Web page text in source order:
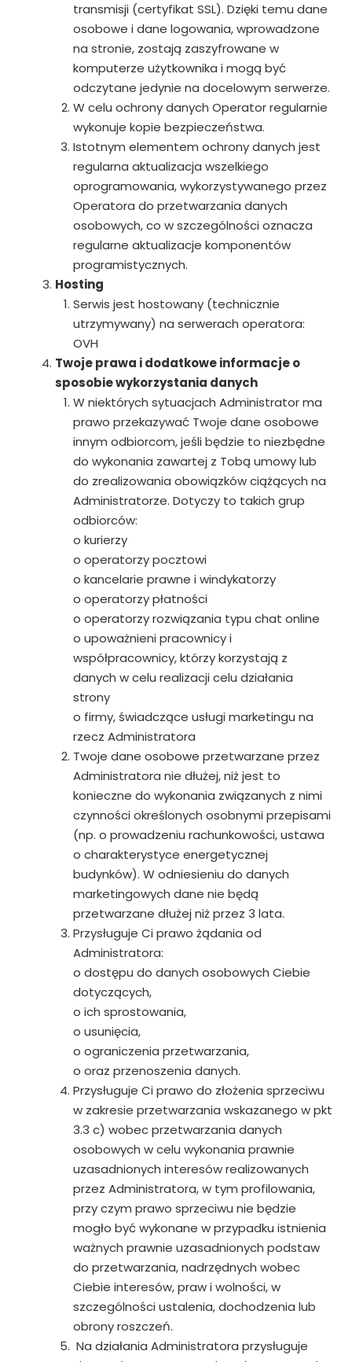
transmisji (certyfikat SSL). Dzięki temu dane
osobowe i dane logowania, wprowadzone
na stronie, zostają zaszyfrowane w
komputerze użytkownika i mogą być
odczytane jedynie na docelowym serwerze.
W celu ochrony danych Operator regularnie
wykonuje kopie bezpieczeństwa.
Istotnym elementem ochrony danych jest
regularna aktualizacja wszelkiego
oprogramowania, wykorzystywanego przez
Operatora do przetwarzania danych
osobowych, co w szczególności oznacza
regularne aktualizacje komponentów
programistycznych.
Hosting
Serwis jest hostowany (technicznie
utrzymywany) na serwerach operatora:
OVH
Twoje prawa i dodatkowe informacje o
sposobie wykorzystania danych
W niektórych sytuacjach Administrator ma
prawo przekazywać Twoje dane osobowe
innym odbiorcom, jeśli będzie to niezbędne
do wykonania zawartej z Tobą umowy lub
do zrealizowania obowiązków ciążących na
Administratorze. Dotyczy to takich grup
odbiorców:
o kurierzy
o operatorzy pocztowi
o kancelarie prawne i windykatorzy
o operatorzy płatności
o operatorzy rozwiązania typu chat online
o upoważnieni pracownicy i
współpracownicy, którzy korzystają z
danych w celu realizacji celu działania
strony
o firmy, świadczące usługi marketingu na
rzecz Administratora
Twoje dane osobowe przetwarzane przez
Administratora nie dłużej, niż jest to
konieczne do wykonania związanych z nimi
czynności określonych osobnymi przepisami
(np. o prowadzeniu rachunkowości, ustawa
o charakterystyce energetycznej
budynków). W odniesieniu do danych
marketingowych dane nie będą
przetwarzane dłużej niż przez 3 lata.
Przysługuje Ci prawo żądania od
Administratora:
o dostępu do danych osobowych Ciebie
dotyczących,
o ich sprostowania,
o usunięcia,
o ograniczenia przetwarzania,
o oraz przenoszenia danych.
Przysługuje Ci prawo do złożenia sprzeciwu
w zakresie przetwarzania wskazanego w pkt
3.3 c) wobec przetwarzania danych
osobowych w celu wykonania prawnie
uzasadnionych interesów realizowanych
przez Administratora, w tym profilowania,
przy czym prawo sprzeciwu nie będzie
mogło być wykonane w przypadku istnienia
ważnych prawnie uzasadnionych podstaw
do przetwarzania, nadrzędnych wobec
Ciebie interesów, praw i wolności, w
szczególności ustalenia, dochodzenia lub
obrony roszczeń.
Na działania Administratora przysługuje